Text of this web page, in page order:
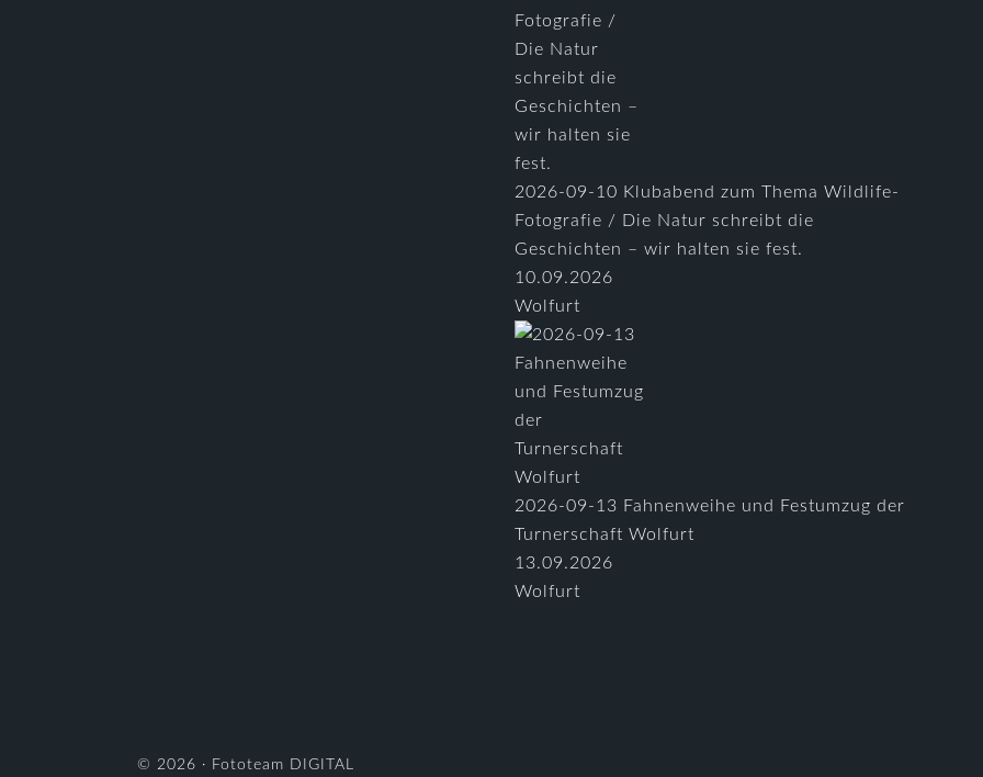
2026-09-10 Klubabend zum Thema Wildlife-
Fotografie / Die Natur schreibt die
Geschichten – wir halten sie fest.
10.09.2026
Wolfurt
2026-09-13 Fahnenweihe und Festumzug der
Turnerschaft Wolfurt
13.09.2026
Wolfurt
© 2026 · Fototeam DIGITAL